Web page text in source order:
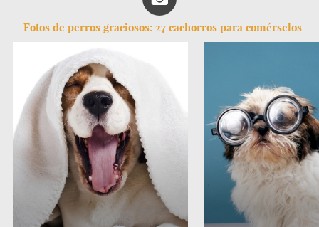
Fotos de perros graciosos: 27 cachorros para comérselos